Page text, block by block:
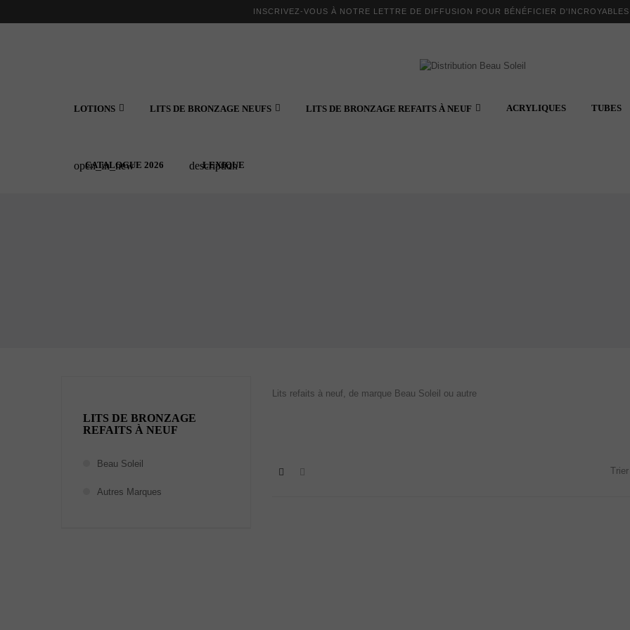
INSCRIVEZ-VOUS À NOTRE LETTRE DE DIFFUSION POUR BÉNÉFICIER
LOTIONS LITS DE BRONZAGE NEUFS LITS DE BRONZAGE REFAITS À NEUF ACRYLIQUES TUBES
open_in_new
CATALOGUE 2026 description
LEXIQUE
LITS DE BRONZAGE
REFAITS À NEUF
Beau Soleil
Autres Marques
Lits refaits à neuf, de marque Beau Soleil ou autre
Trier